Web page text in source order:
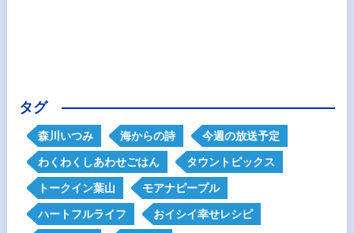
タグ
森川いつみ 海からの詩 今週の放送予定
わくわくしあわせごはん タウントピックス
トークイン葉山 モアナピープル
ハートフルライフ おイシイ幸せレシピ